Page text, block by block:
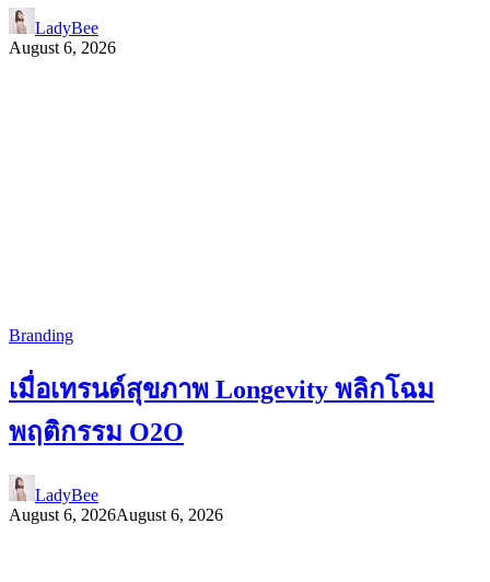
LadyBee
August 6, 2026
Branding
เมื่อเทรนด์สุขภาพ Longevity พลิกโฉม
พฤติกรรม O2O
LadyBee
August 6, 2026August 6, 2026